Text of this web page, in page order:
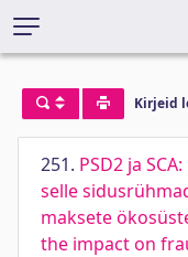
Kirjeid
251. PSD2 ja
selle
maksete
the impact on